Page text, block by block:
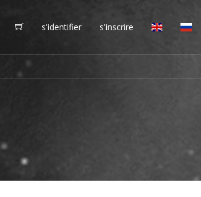
s'identifier s'inscrire